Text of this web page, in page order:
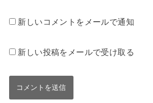
新しいコメントをメールで通知
新しい投稿をメールで受け取る